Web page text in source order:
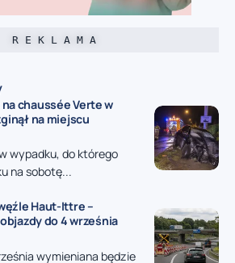
R E K L A M A
chaussée Verte w
na miejscu
wypadku, do którego
na sobotę...
Haut-Ittre –
do 4 września
wymieniana będzie